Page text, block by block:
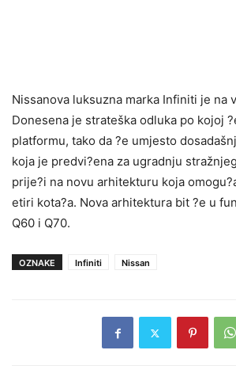
Nissanova luksuzna marka Infiniti je na
Donesena je strateška odluka po kojoj
platformu, tako da ?e umjesto
koja je predvi?ena za ugradnju
prije?i na novu arhitekturu koja
etiri kota?a. Nova arhitektura bit ?e u
Q60 i Q70.
OZNAKE Infiniti Nissan